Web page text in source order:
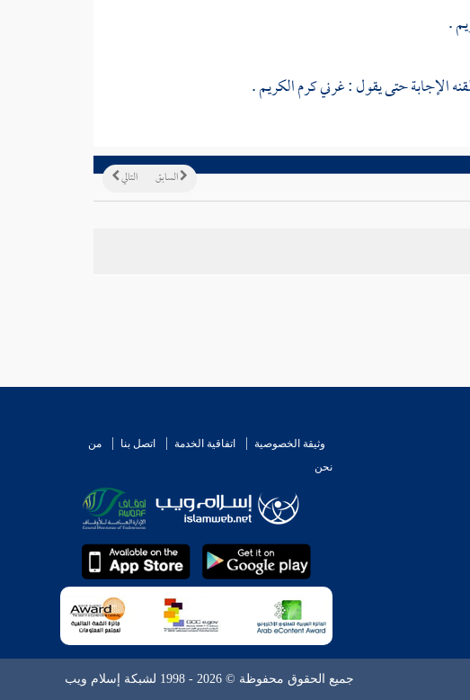
.
الإجابة حتى يقول : غرني كرم الكريم .
التالي السابق
وثيقة الخصوصية اتفاقية الخدمة اتصل بنا
من
نحن
جميع الحقوق محفوظة © 2026 - 1998 لشبكة إسلام ويب